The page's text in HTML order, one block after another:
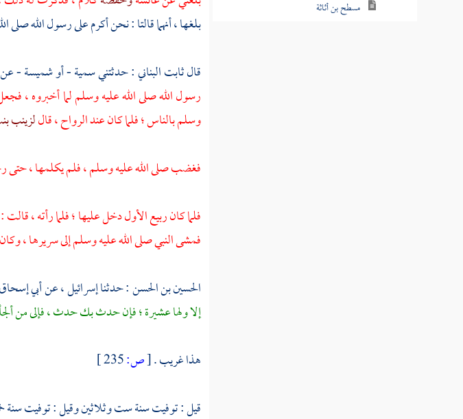
مسطح بن أثاثة
بلغها ، أنهما قالتا : نحن أكرم على رسول الله
قالثابت البناني: حدثتنيسمية- أوشميسة-
رسول الله صلى الله عليه وسلم لما أخبروه ،
وسلم بالناس ؛ فلما كان عند الرواح ، قال
فغضب صلى الله عليه وسلم ، فلم يكلمها ، حتى
فلما كان ربيع الأول دخل عليها ؛ فلما رأته ،
فمشى النبي صلى الله عليه وسلم إلى سريرها ،
الحسين بن الحسن: حدثناإسرائيل ،عنأبي إسحاق
إلا ولها عشيرة ؛ فإن حدث بك حدث ، فإلى من
هذا غريب .[ص:
قيل : توفيت سنة ست وثلاثين وقيل : توفيت سنة